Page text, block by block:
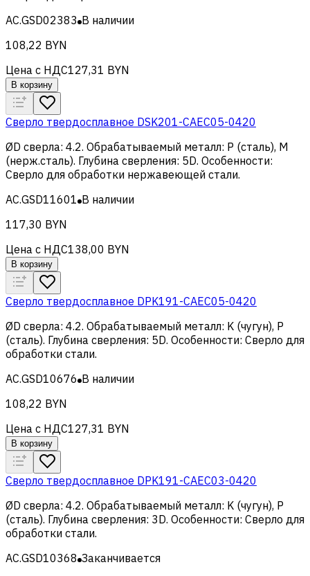
AC.GSD02383 В наличии
108,22 BYN
Цена с НДС127,31 BYN
В корзину
Сверло твердосплавное DSK201-CAEC05-0420
ØD сверла: 4.2. Обрабатываемый металл: Р (сталь), M
(нерж.сталь). Глубина сверления: 5D. Особенности:
Сверло для обработки нержавеющей стали.
AC.GSD11601 В наличии
117,30 BYN
Цена с НДС138,00 BYN
В корзину
Сверло твердосплавное DPK191-CAEC05-0420
ØD сверла: 4.2. Обрабатываемый металл: K (чугун), Р
(сталь). Глубина сверления: 5D. Особенности: Сверло для
обработки стали.
AC.GSD10676 В наличии
108,22 BYN
Цена с НДС127,31 BYN
В корзину
Сверло твердосплавное DPK191-CAEC03-0420
ØD сверла: 4.2. Обрабатываемый металл: K (чугун), Р
(сталь). Глубина сверления: 3D. Особенности: Сверло для
обработки стали.
AC.GSD10368 Заканчивается